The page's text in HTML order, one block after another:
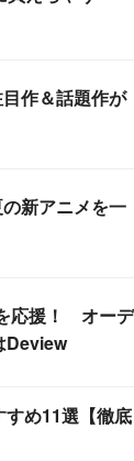
作＆話題作が
の新アニメを一
応援！ オーデ
Deview
め11選【徹底